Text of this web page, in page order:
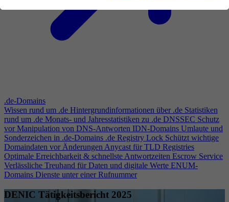
.de-Domains
Wissen rund um .de Hintergrundinformationen über .de Statistiken
rund um .de Monats- und Jahresstatistiken zu .de DNSSEC Schutz
vor Manipulation von DNS-Antworten IDN-Domains Umlaute und
Sonderzeichen in .de-Domains .de Registry Lock Schützt wichtige
Domaindaten vor ÄnderungenAnycast für TLD Registries
Optimale Erreichbarkeit & schnellste Antwortzeiten Escrow Service
Verlässliche Treuhand für Daten und digitale Werte ENUM-
Domains Dienste unter einer Rufnummer
DENIC Tätigkeitsbericht 2025